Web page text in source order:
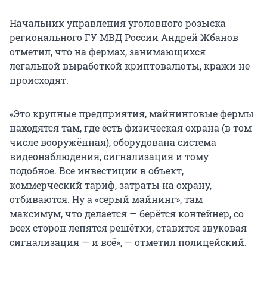
Начальник управления уголовного розыска
регионального ГУ МВД России Андрей Жбанов
отметил, что на фермах, занимающихся
легальной выработкой криптовалюты, кражи не
происходят.
«Это крупные предприятия, майнинговые фермы
находятся там, где есть физическая охрана (в том
числе вооружённая), оборудована система
видеонаблюдения, сигнализация и тому
подобное. Все инвестиции в объект,
коммерческий тариф, затраты на охрану,
отбиваются. Ну а «серый майнинг», там
максимум, что делается — берётся контейнер, со
всех сторон лепятся решётки, ставится звуковая
сигнализация — и всё», — отметил полицейский.